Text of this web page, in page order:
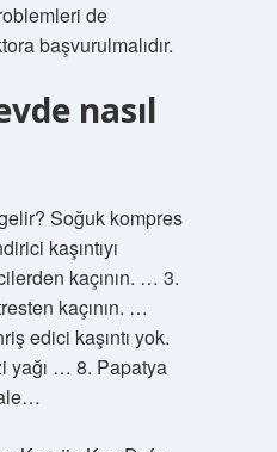
de
başvurulmalıdır.
nasıl
Soğuk kompres
kaşıntıyı
kaçının. … 3.
kaçının. …
edici kaşıntı yok.
yağı … 8. Papatya